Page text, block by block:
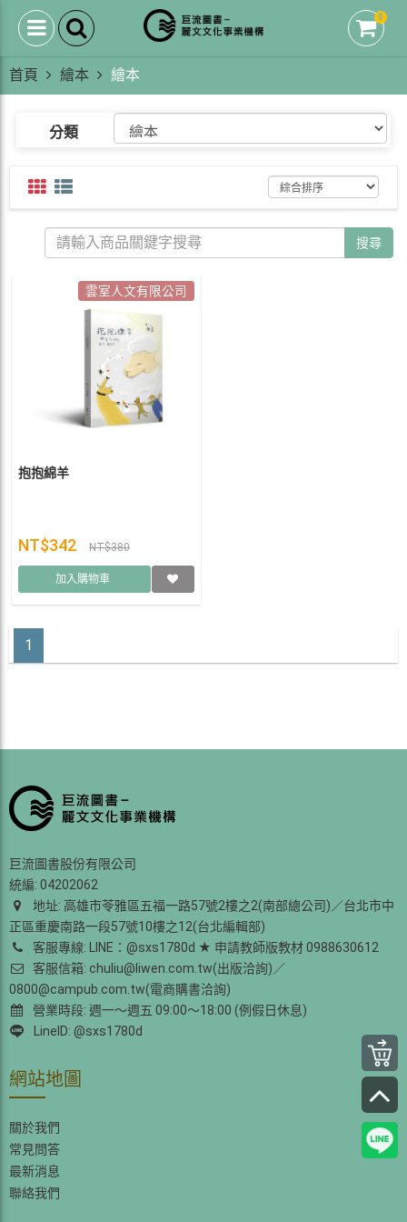
0
首頁 繪本 繪本
分類
搜尋
雲室人文有限公司
抱抱綿羊
NT$342 NT$380
加入購物車
1
巨流圖書股份有限公司
統編: 04202062
地址: 高雄市苓雅區五福一路57號2樓之2(南部總公司)／台北市中
正區重慶南路一段57號10樓之12(台北編輯部)
客服專線: LINE：@sxs1780d ★ 申請教師版教材 0988630612
客服信箱: chuliu@liwen.com.tw(出版洽詢)／
0800@campub.com.tw(電商購書洽詢)
營業時段: 週一～週五 09:00～18:00 (例假日休息)
LineID: @sxs1780d
網站地圖
關於我們
常見問答
最新消息
聯絡我們